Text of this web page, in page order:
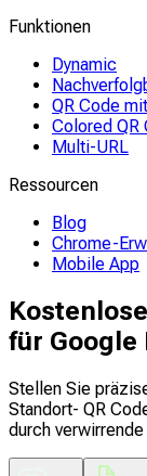
Funktionen
Dynamic
QR Code
Colored QR
Multi-URL
Ressourcen
Blog
Chrome-
Mobile App
für Google
Stellen Sie
Standort- QR
durch